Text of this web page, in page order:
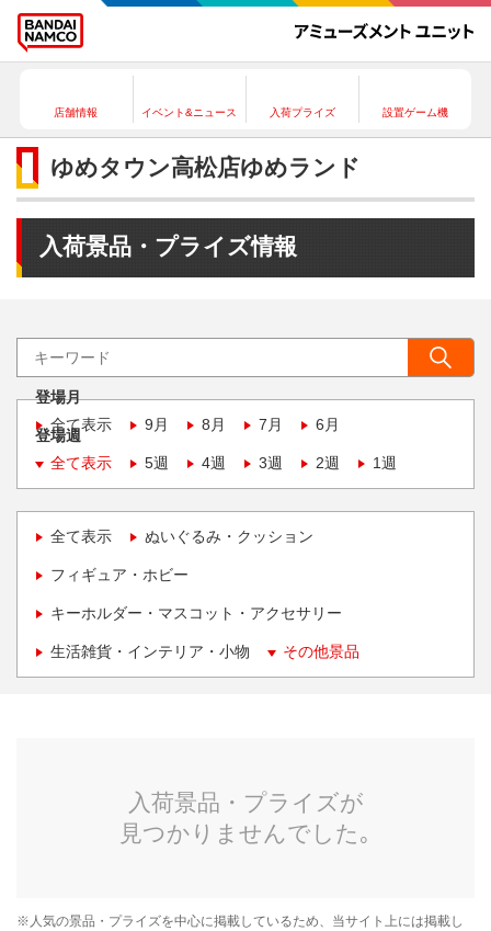
店舗情報 イベント&ニュース 入荷プライズ 設置ゲーム機
ゆめタウン高松店ゆめランド
入荷景品・プライズ情報
登場月
全て表示
9月 8月 7月 6月
登場週
全て表示
5週 4週 3週 2週 1週
全て表示 ぬいぐるみ・クッション
フィギュア・ホビー
キーホルダー・マスコット・アクセサリー
生活雑貨・インテリア・小物 その他景品